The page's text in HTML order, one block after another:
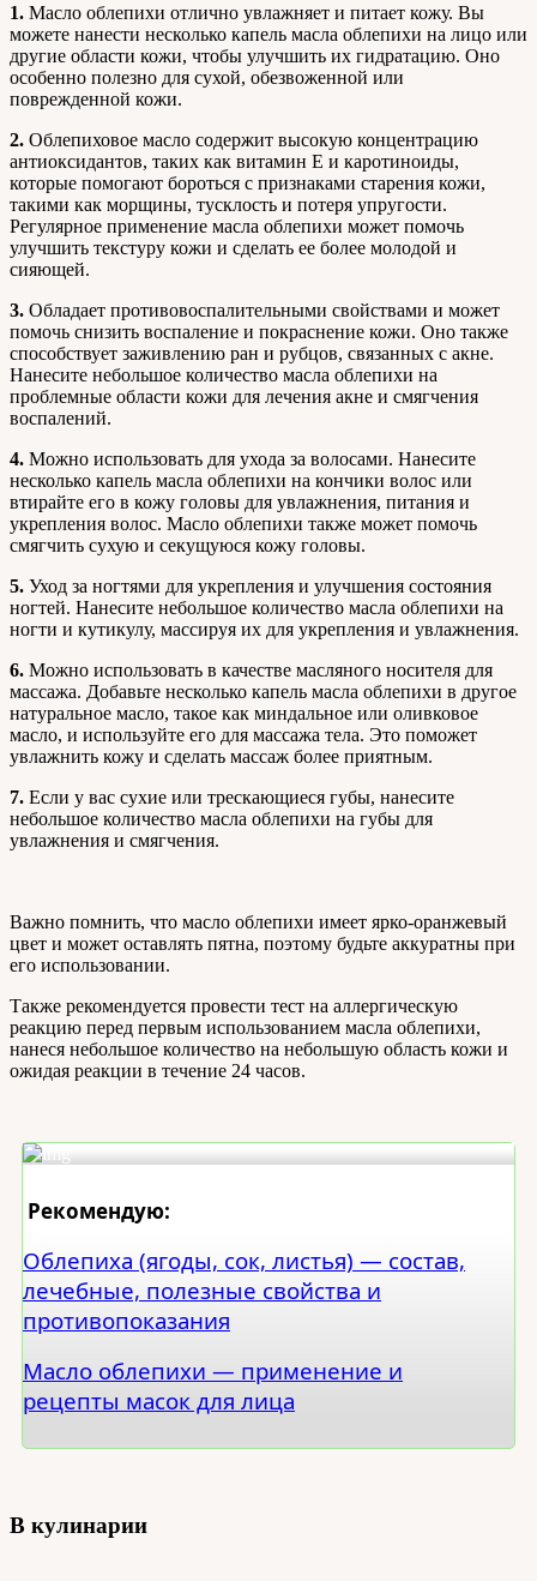
1. Масло облепихи отлично увлажняет и питает кожу. Вы
можете нанести несколько капель масла облепихи на лицо или
другие области кожи, чтобы улучшить их гидратацию. Оно
особенно полезно для сухой, обезвоженной или
поврежденной кожи.
2. Облепиховое масло содержит высокую концентрацию
антиоксидантов, таких как витамин Е и каротиноиды,
которые помогают бороться с признаками старения кожи,
такими как морщины, тусклость и потеря упругости.
Регулярное применение масла облепихи может помочь
улучшить текстуру кожи и сделать ее более молодой и
сияющей.
3. Обладает противовоспалительными свойствами и может
помочь снизить воспаление и покраснение кожи. Оно также
способствует заживлению ран и рубцов, связанных с акне.
Нанесите небольшое количество масла облепихи на
проблемные области кожи для лечения акне и смягчения
воспалений.
4. Можно использовать для ухода за волосами. Нанесите
несколько капель масла облепихи на кончики волос или
втирайте его в кожу головы для увлажнения, питания и
укрепления волос. Масло облепихи также может помочь
смягчить сухую и секущуюся кожу головы.
5. Уход за ногтями для укрепления и улучшения состояния
ногтей. Нанесите небольшое количество масла облепихи на
ногти и кутикулу, массируя их для укрепления и увлажнения.
6. Можно использовать в качестве масляного носителя для
массажа. Добавьте несколько капель масла облепихи в другое
натуральное масло, такое как миндальное или оливковое
масло, и используйте его для массажа тела. Это поможет
увлажнить кожу и сделать массаж более приятным.
7. Если у вас сухие или трескающиеся губы, нанесите
небольшое количество масла облепихи на губы для
увлажнения и смягчения.
Важно помнить, что масло облепихи имеет ярко-оранжевый
цвет и может оставлять пятна, поэтому будьте аккуратны при
его использовании.
Также рекомендуется провести тест на аллергическую
реакцию перед первым использованием масла облепихи,
нанеся небольшое количество на небольшую область кожи и
ожидая реакции в течение 24 часов.
Рекомендую:
Облепиха (ягоды, сок, листья) — состав,
лечебные, полезные свойства и
противопоказания
Масло облепихи — применение и
рецепты масок для лица
В кулинарии